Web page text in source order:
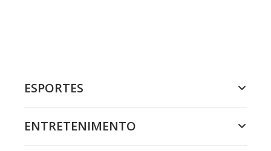
ESPORTES
ENTRETENIMENTO